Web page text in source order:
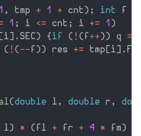
, tmp + 1 + cnt ) ; int f
1 ; i <= cnt ; i += 1 )
i . SEC ) { if ( ! ( f ++ ) ) q =
( ! ( -- f ) ) res += tmp i .
( double l , double r ,
l ) * ( fl + fr + 4 * fm )